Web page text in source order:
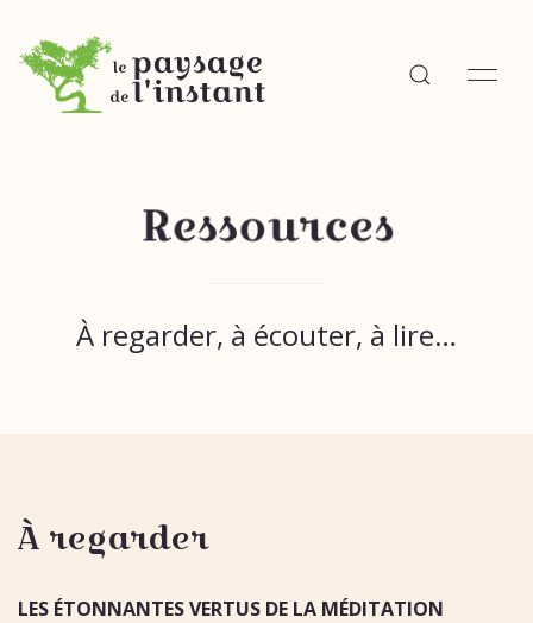
Ressources
À regarder, à écouter, à lire…
À regarder
LES ÉTONNANTES VERTUS DE LA MÉDITATION